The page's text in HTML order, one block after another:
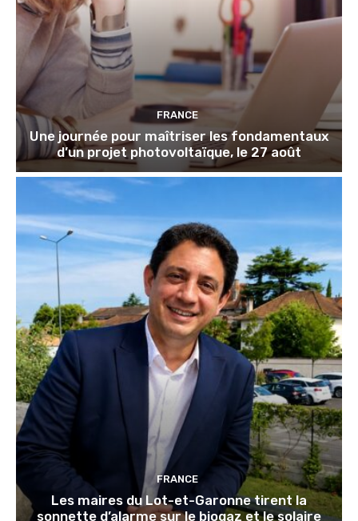
FRANCE
Une journée pour maîtriser les fondamentaux
d’un projet photovoltaïque, le 27 août
FRANCE
Les maires du Lot-et-Garonne tirent la
sonnette d’alarme sur le biogaz et le solaire